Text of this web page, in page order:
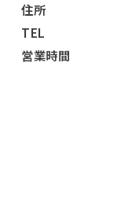
住所
TEL
営業時間